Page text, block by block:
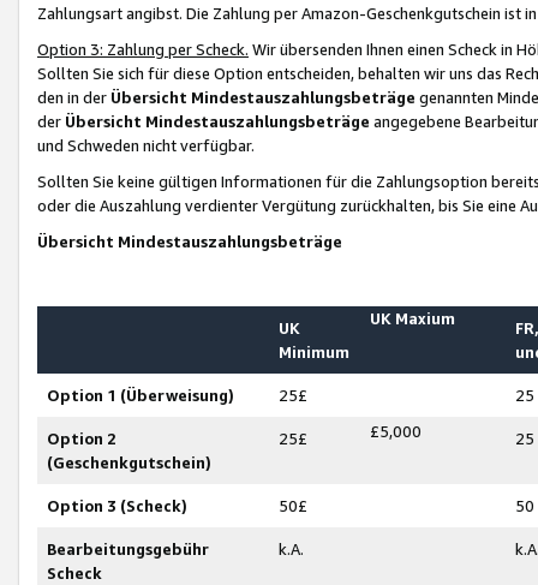
Zahlungsart angibst. Die Zahlung per Amazon-Geschenkgutschein ist
Option 3: Zahlung per Scheck. Wir übersenden Ihnen einen Scheck in
Sollten Sie sich für diese Option entscheiden, behalten wir uns das
den in der Übersicht Mindestauszahlungsbeträge genannten
der Übersicht Mindestauszahlungsbeträge angegebene
und Schweden nicht verfügbar.
Sollten Sie keine gültigen Informationen für die Zahlungsoption
oder die Auszahlung verdienter Vergütung zurückhalten, bis Sie
Übersicht Mindestauszahlungsbeträge
UK
Minimum
UK Maxium
Option 1 (Überweisung) 25£ 25
Option 2
(Geschenkgutschein)
25£ £5,000 25
Option 3 (Scheck) 50£ 50
Bearbeitungsgebühr
Scheck
k.A.